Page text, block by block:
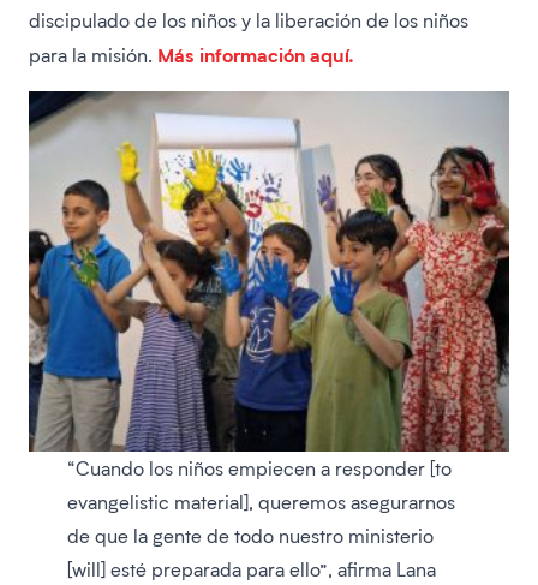
discipulado de los niños y la liberación de los niños
para la misión. Más información aquí.
“Cuando los niños empiecen a responder [to
evangelistic material], queremos asegurarnos
de que la gente de todo nuestro ministerio
[will] esté preparada para ello”, afirma Lana